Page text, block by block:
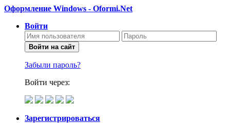
Оформление Windows - Oformi.Net
Войти
Войти на сайт
Забыли пароль?
Войти через:
Зарегистрироваться